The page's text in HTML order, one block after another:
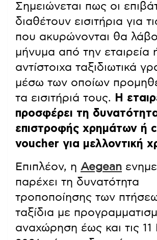
Σημειώνεται πως οι
διαθέτουν εισιτήρια για
που ακυρώνονται θα
μήνυμα από την εταιρεία
αντίστοιχα ταξιδιωτικά
μέσω των οποίων
τα εισιτήριά τους.
Η
προσφέρει τη
επιστροφής χρημάτων ή
voucher για μελλοντική
Επιπλέον, η Aegean
παρέχει τη δυνατότητα
τροποποίησης των
ταξίδια με
αναχώρηση έως και τις 11